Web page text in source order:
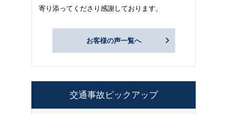
寄り添ってくださり感謝しております。
お客様の声一覧へ
交通事故ピックアップ